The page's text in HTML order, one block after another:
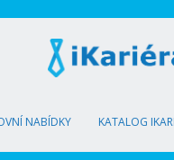
NABÍDKY KATALOG